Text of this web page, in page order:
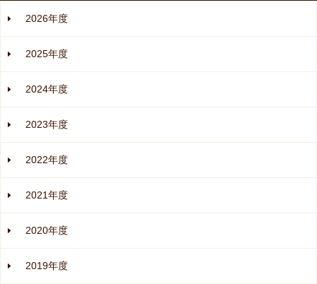
2026年度
2025年度
2024年度
2023年度
2022年度
2021年度
2020年度
2019年度